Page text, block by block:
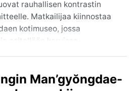
rauhallisen kontrastin
Matkailijaa kiinnostaa
kotimuseo, jossa
esitellään karuissa
on hillitty mutta
Man’gyŏngdae-